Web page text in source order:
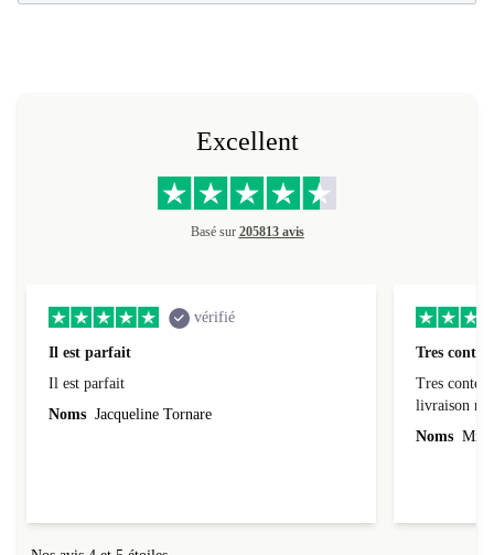
Excellent
Basé sur 205813 avis
vérifié
Il est parfait
Il est parfait
Noms Jacqueline Tornare
Tres
Tres
Noms